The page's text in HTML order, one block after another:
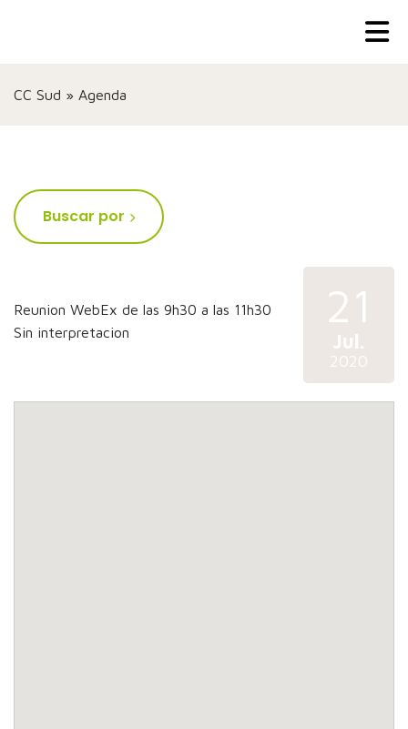
CC Sud » Agenda
Reunion WebEx de las 9h30 a las 11h30
Sin interpretacion
21
Jul.
2020
Buscar por